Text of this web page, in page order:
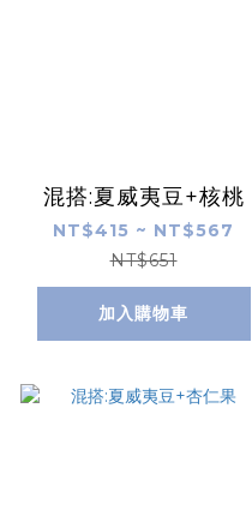
混搭:夏威夷豆+核桃
NT$415 ~ NT$567
NT$651
加入購物車